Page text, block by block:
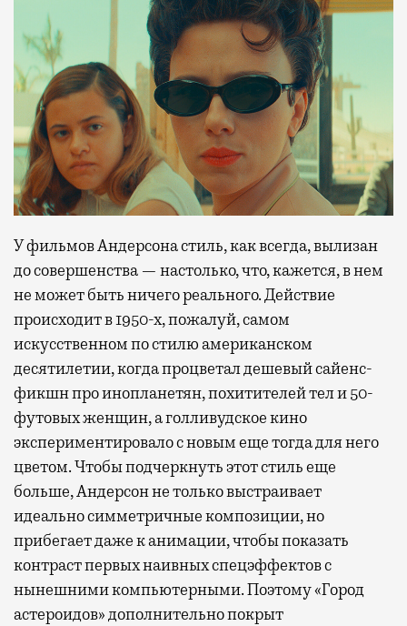
У фильмов Андерсона стиль, как всегда, вылизан
до совершенства — настолько, что, кажется, в нем
не может быть ничего реального. Действие
происходит в 1950-х, пожалуй, самом
искусственном по стилю американском
десятилетии, когда процветал дешевый сайенс-
фикшн про инопланетян, похитителей тел и 50-
футовых женщин, а голливудское кино
экспериментировало с новым еще тогда для него
цветом. Чтобы подчеркнуть этот стиль еще
больше, Андерсон не только выстраивает
идеально симметричные композиции, но
прибегает даже к анимации, чтобы показать
контраст первых наивных спецэффектов с
нынешними компьютерными. Поэтому «Город
астероидов» дополнительно покрыт